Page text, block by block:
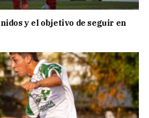
y el objetivo de seguir en